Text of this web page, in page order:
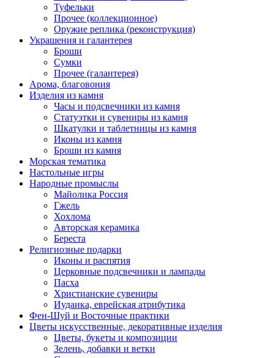
Туфельки
Прочее (коллекционное)
Оружие реплика (реконструкция)
Украшения и галантерея
Броши
Сумки
Прочее (галантерея)
Арома, благовония
Изделия из камня
Часы и подсвечники из камня
Статуэтки и сувениры из камня
Шкатулки и таблетницы из камня
Иконы из камня
Броши из камня
Морская тематика
Настольные игры
Народные промыслы
Майолика Россия
Гжель
Хохлома
Авторская керамика
Береста
Религиозные подарки
Иконы и распятия
Церковные подсвечники и лампады
Пасха
Христианские сувениры
Иудаика, еврейская атрибутика
Фен-Шуй и Восточные практики
Цветы искусственные, декоративные изделия
Цветы, букеты и композиции
Зелень, добавки и ветки